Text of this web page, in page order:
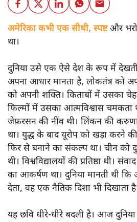
अमेरिका कभी एक सीधी, स्पष्टऔर
था।
दुनिया उसे एक ऐसे देश के रूप में
अपना आधार मानता है, लोकतंत्र को
को अपनी शक्ति। किताबों में उसका
फिल्मों में उसका आत्मविश्वास चमकता
जेफ़रसन की नींव थी। लिंकन की
था। युद्ध के बाद यूरोप को खड़ा करने
फिर से बनाने का संकल्प था। चीन को
थी। विश्वविद्यालयों की प्रतिष्ठा थी।
का आकर्षण था। दुनिया मानती थी
देता, वह एक नैतिक दिशा भी दिखाता
यह छवि धीरे-धीरे बदली है। आज